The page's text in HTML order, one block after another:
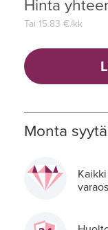
Hinta
Tai 15.83 €/kk
Monta